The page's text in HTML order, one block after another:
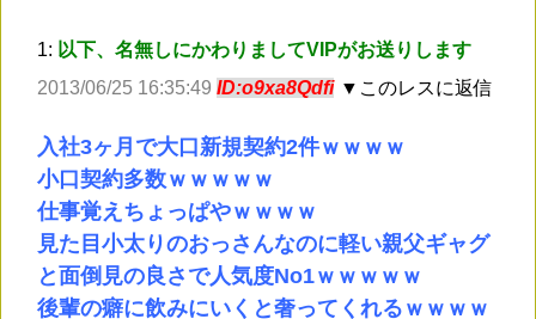
1: 以下、名無しにかわりましてVIPがお送りします
2013/06/25 16:35:49 ID:o9xa8Qdfi ▼このレスに返信
入社3ヶ月で大口新規契約2件ｗｗｗｗ
小口契約多数ｗｗｗｗｗ
仕事覚えちょっぱやｗｗｗｗ
見た目小太りのおっさんなのに軽い親父ギャグ
と面倒見の良さで人気度No1ｗｗｗｗｗ
後輩の癖に飲みにいくと奢ってくれるｗｗｗｗ